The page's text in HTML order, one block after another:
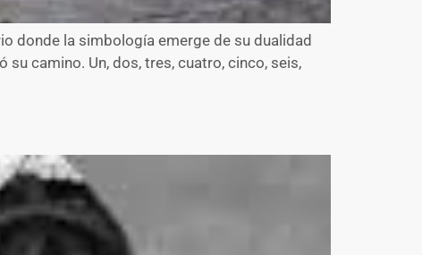
donde la simbología emerge de su dualidad
camino. Un, dos, tres, cuatro, cinco, seis,